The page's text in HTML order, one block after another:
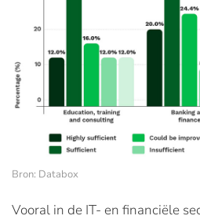
Bron: Databox
Vooral in de IT- en financiële